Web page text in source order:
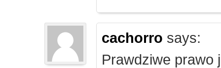
cachorro says:
Prawdziwe prawo